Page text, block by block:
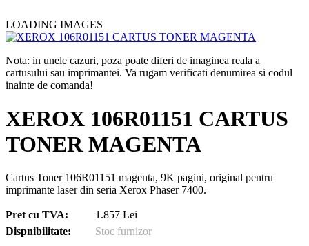
LOADING IMAGES
Nota: in unele cazuri, poza poate diferi de imaginea reala a
cartusului sau imprimantei. Va rugam verificati denumirea si codul
inainte de comanda!
XEROX 106R01151 CARTUS
TONER MAGENTA
Cartus Toner 106R01151 magenta, 9K pagini, original pentru
imprimante laser din seria Xerox Phaser 7400.
Pret cu TVA:
1.857 Lei
Dispnibilitate:
Stoc furnizor